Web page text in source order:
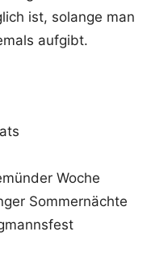
ist, solange man
aufgibt.
Woche
Sommernächte